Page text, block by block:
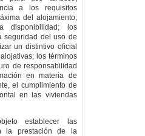
a los requisitos
del alojamiento;
disponibilidad; los
seguridad del uso de
un distintivo oficial
los términos
de responsabilidad
en materia de
el cumplimiento de
en las viviendas
establecer las
la prestación de la